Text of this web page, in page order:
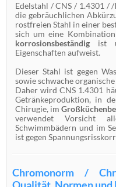
Edelstahl / CNS / 1.4301 /
die gebräuchlichen
rostfreien Stahl in einer
sich um eine
korrosionsbeständig ist
Eigenschaften aufweist.
Dieser Stahl ist gegen
sowie schwache
Daher wird CNS 1.4301
Getränkeproduktion, in
Chirugie, im
verwendet Vorsicht
Schwimmbädern und im
ist gegen
Chromonorm /